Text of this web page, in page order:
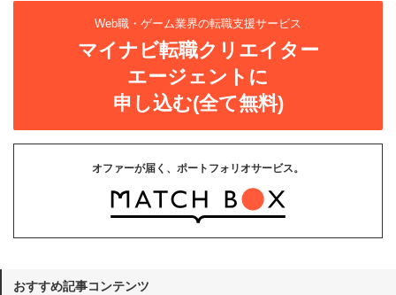
Web職・ゲーム業界の転職支援サービス
マイナビ転職クリエイター
エージェントに
申し込む(全て無料)
オファーが届く、ポートフォリオサービス。
おすすめ記事コンテンツ